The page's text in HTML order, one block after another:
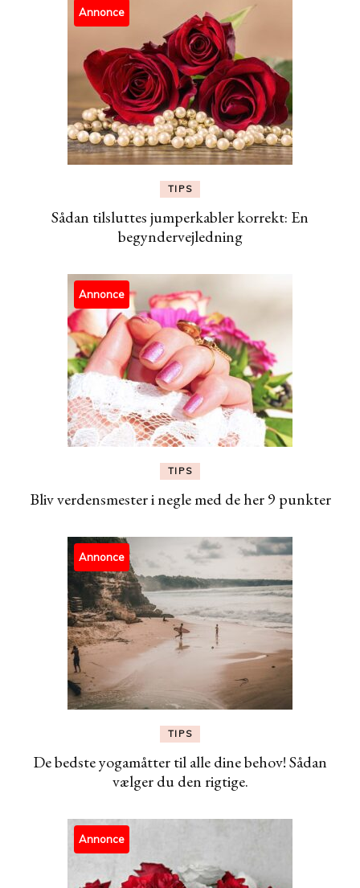
Annonce
TIPS
Sådan tilsluttes jumperkabler korrekt: En
begyndervejledning
Annonce
TIPS
Bliv verdensmester i negle med de her 9 punkter
Annonce
TIPS
De bedste yogamåtter til alle dine behov! Sådan
vælger du den rigtige.
Annonce